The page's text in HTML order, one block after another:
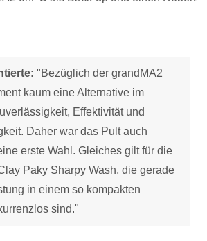
"Bezüglich der grandMA2
kaum eine Alternative im
Effektivität und
Daher war das Pult auch
erste Wahl. Gleiches gilt für die
Paky Sharpy Wash, die gerade
in einem so kompakten
sind."